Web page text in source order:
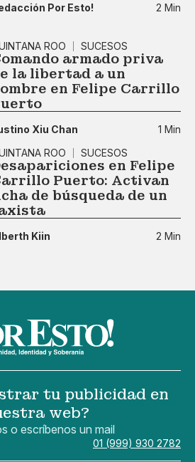
Por Esto! 2 Min
ROO SUCESOS
armado priva
la libertad a un
en Felipe Carrillo
Xiu Chan
1 Min
ROO
SUCESOS
en Felipe
Puerto: Activan
de búsqueda de un
Kiin 2 Min
tu publicidad en
web?
o escríbenos un mail
01 (999) 930 2782